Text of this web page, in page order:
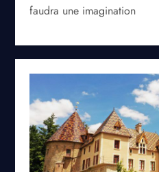
faudra une imagination